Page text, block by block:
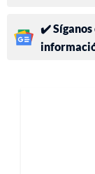
✔️ Síganos